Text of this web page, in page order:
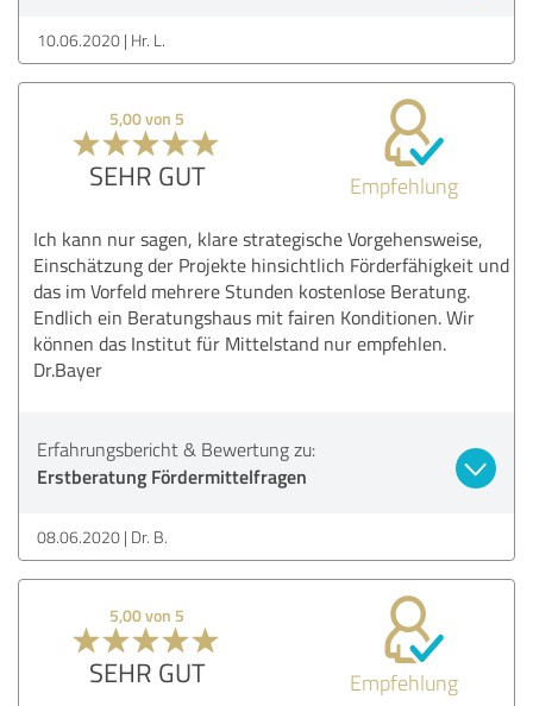
10.06.2020 Hr. L.
5,00 von 5
SEHR GUT Empfehlung
Ich kann nur sagen, klare strategische Vorgehensweise,
Einschätzung der Projekte hinsichtlich Förderfähigkeit und
das im Vorfeld mehrere Stunden kostenlose Beratung.
Endlich ein Beratungshaus mit fairen Konditionen. Wir
können das Institut für Mittelstand nur empfehlen.
Dr.Bayer
Erfahrungsbericht & Bewertung zu:
Erstberatung Fördermittelfragen
08.06.2020 Dr. B.
5,00 von 5
SEHR GUT Empfehlung